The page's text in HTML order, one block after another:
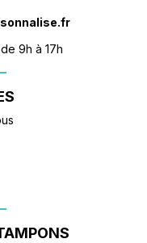
9h à 17h